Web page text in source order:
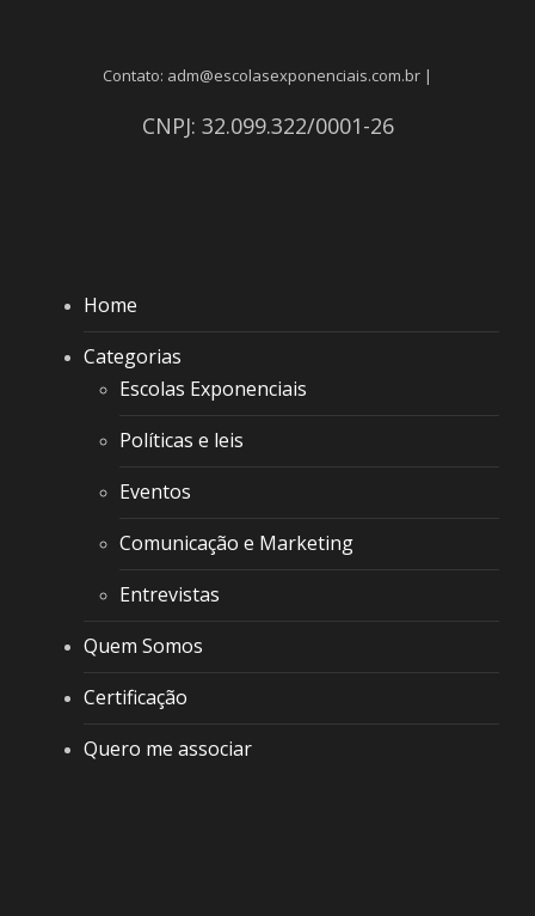
Contato: adm@escolasexponenciais.com.br |
CNPJ: 32.099.322/0001-26
Home
Categorias
Escolas Exponenciais
Políticas e leis
Eventos
Comunicação e Marketing
Entrevistas
Quem Somos
Certificação
Quero me associar